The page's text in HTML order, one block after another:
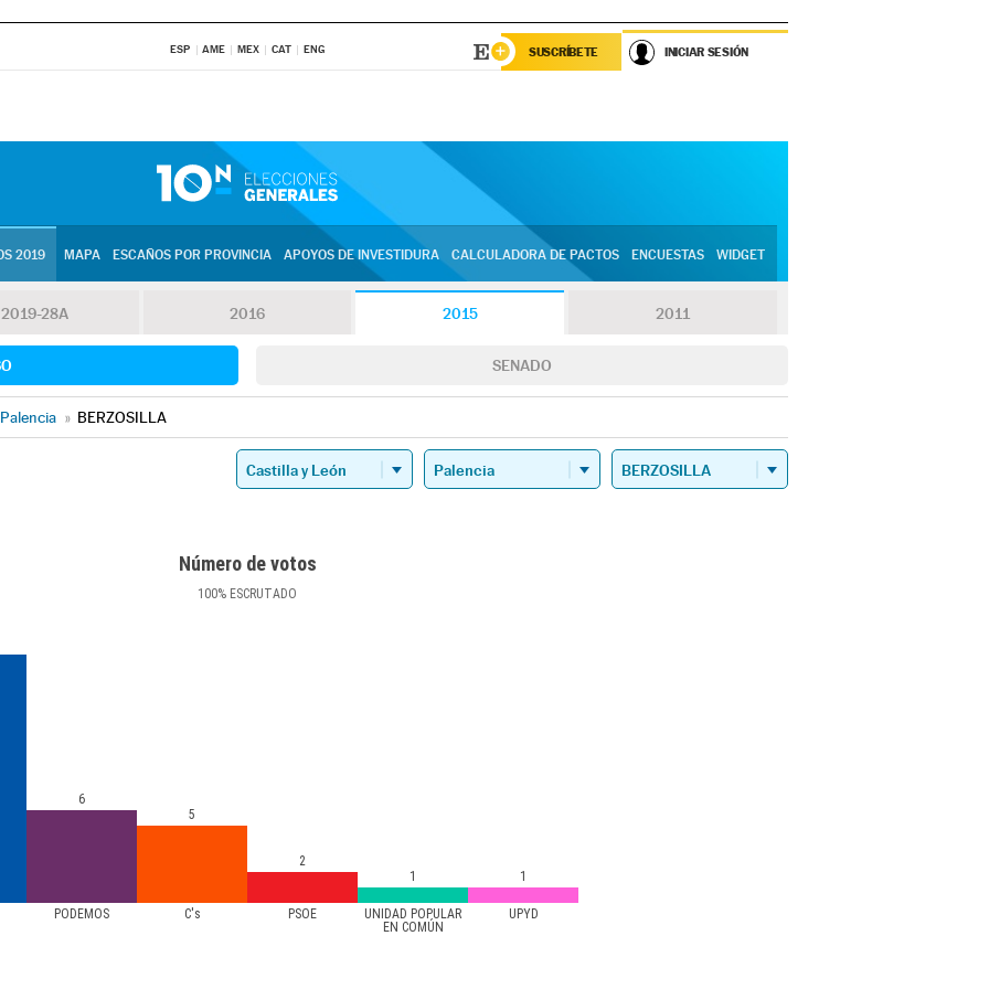
ESP AME MEX CAT ENG SUSCRÍBETE INICIAR SESIÓN
2019 MAPA ESCAÑOS POR PROVINCIA APOYOS DE INVESTIDURA CALCULADORA DE PACTOS ENCUESTAS WIDGET
2019-28A 2016 2015 2011
SENADO
Palencia » BERZOSILLA
Número de votos
100% ESCRUTADO
PODEMOS C's PSOE
UNIDAD POPULAR
EN COMÚN
UPYD
6
5
2
1
1